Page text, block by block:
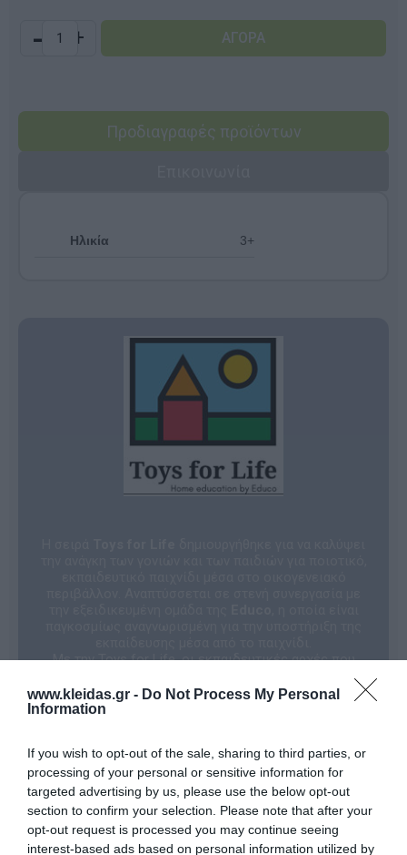
www.kleidas.gr - Do Not Process My Personal
Information
If you wish to opt-out of the sale, sharing to third parties, or
processing of your personal or sensitive information for
targeted advertising by us, please use the below opt-out
section to confirm your selection. Please note that after your
opt-out request is processed you may continue seeing
interest-based ads based on personal information utilized by
- +
Προδιαγραφές προϊόντων
Ηλικία 3+
Με την Toys for Life, οι εκπαιδευτικές αρχές που
εφαρμόζονται στο σχολείο μεταφέρονται στο σπίτι,
προσφέροντας στα παιδιά την ευκαιρία να
αναπτυχθούν παίζοντας σε ένα οικείο περιβάλλον.
Τα προϊόντα της Toys for Life είναι έξυπνα
σχεδιασμένα και χωρίζονται σετρεις βασικές
κατηγορίες, καθεμία από τις οποίες αναγνωρίζεται
εύκολα από το χρώμα της συσκευασίας της:
Μαθηματικά (Πορτοκαλί):Παιχνίδια που εισάγουν
το παιδί στον κόσμο των αριθμών, των ποσοτήτων και
της λογικής σκέψης.